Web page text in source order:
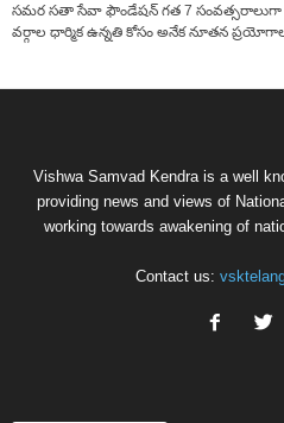
సమర సతా సేవా ఫౌండేషన్ గత 7 సంవత్సరాలుగా
వర్గాల ధార్మిక ఉన్నతి కోసం అనేక నూతన ప్రయోగాలు
Vishwa Samvad Kendra is a well
providing news and views of
working towards awakening of
Contact us: